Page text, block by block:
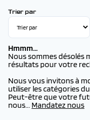
RENAULT (92)
SEAT (1)
TOYOTA (3)
VOLKSWAGEN (2)
VOLVO (1)
PEUGEOT 408
PEUGEOT 5008
PEUGEOT 508 (2)
PEUGEOT BOXER
PEUGEOT PARTNER
PEUGEOT RIFTER
PEUGEOT
Trier par
Hmmm...
Nous sommes désolés
résultats pour votre
Nous vous invitons à
utiliser les catégories
Peut-être que votre
nous... Mandatez nous